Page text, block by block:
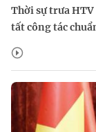
Thời sự trưa
tất công tác